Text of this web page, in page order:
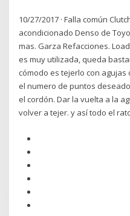
10/27/2017 · Falla común
acondicionado Denso de
mas. Garza Refacciones.
es muy utilizada, queda
cómodo es tejerlo con
el numero de puntos
el cordón. Dar la vuelta a la
volver a tejer. y así todo el